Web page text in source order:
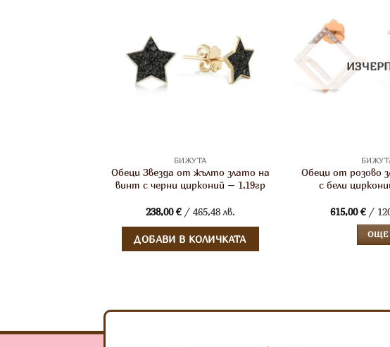
БИЖУТА
Обеци Звезда от жълто злато на
винт с черни цирконий – 1,19гр
238,00€/ 465,48 лв.
ДОБАВИ В КОЛИЧКАТА
Обеци от розово
с бели
615,00€/
ОЩЕ